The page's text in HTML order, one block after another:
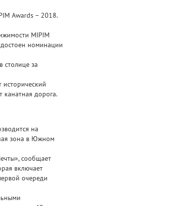
Awards – 2018.
MIPIM
номинации
столице за
исторический
дорога.
на
зона в Южном
сообщает
включает
очереди